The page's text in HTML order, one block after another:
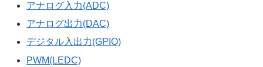
アナログ入力(ADC)
アナログ出力(DAC)
デジタル入出力(GPIO)
PWM(LEDC)